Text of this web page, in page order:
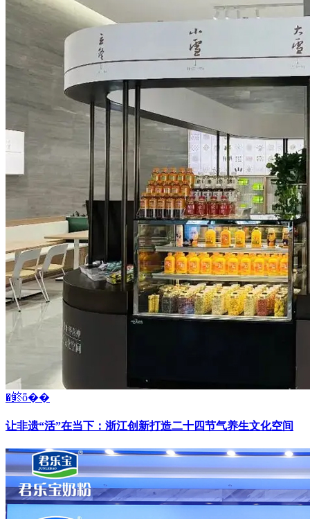
�鿴ȫ��
让非遗“活”在当下：浙江创新打造二十四节气养生文化空间